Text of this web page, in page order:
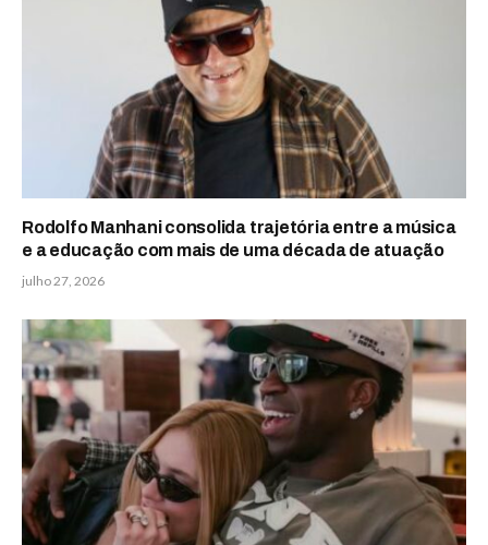
Rodolfo Manhani consolida trajetória entre a música
e a educação com mais de uma década de atuação
julho 27, 2026